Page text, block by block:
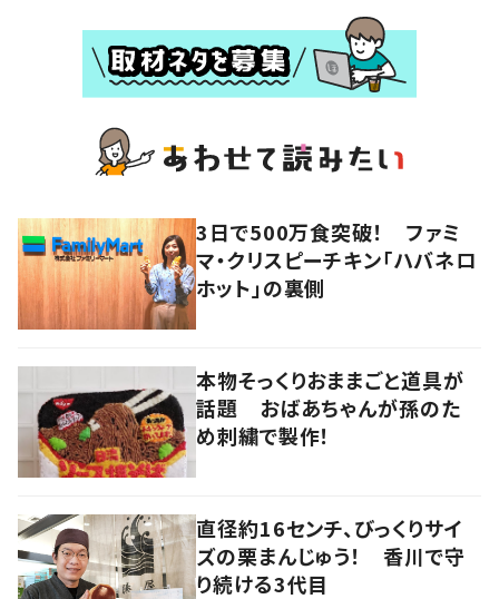
3日で500万食突破！ ファミ
マ・クリスピーチキン「ハバネロ
ホット」の裏側
本物そっくりおままごと道具が
話題 おばあちゃんが孫のた
め刺繍で製作！
直径約16センチ、びっくりサイ
ズの栗まんじゅう！ 香川で守
り続ける3代目